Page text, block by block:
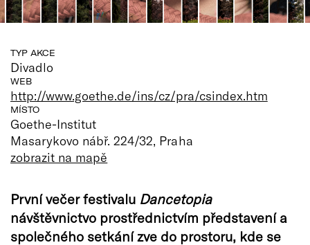
TYP AKCE
Divadlo
WEB
http://www.goethe.de/ins/cz/pra/csindex.htm
MÍSTO
Goethe-Institut
Masarykovo nábř. 224/32, Praha
zobrazit na mapě
První večer festivalu Dancetopia
návštěvnictvo prostřednictvím představení a
společného setkání zve do prostoru, kde se